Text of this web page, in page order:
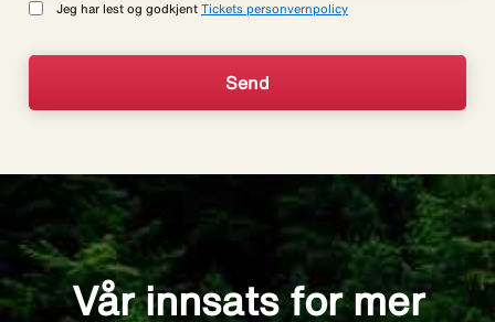
Jeg har lest og godkjent Tickets personvernpolicy
Vår innsats for mer